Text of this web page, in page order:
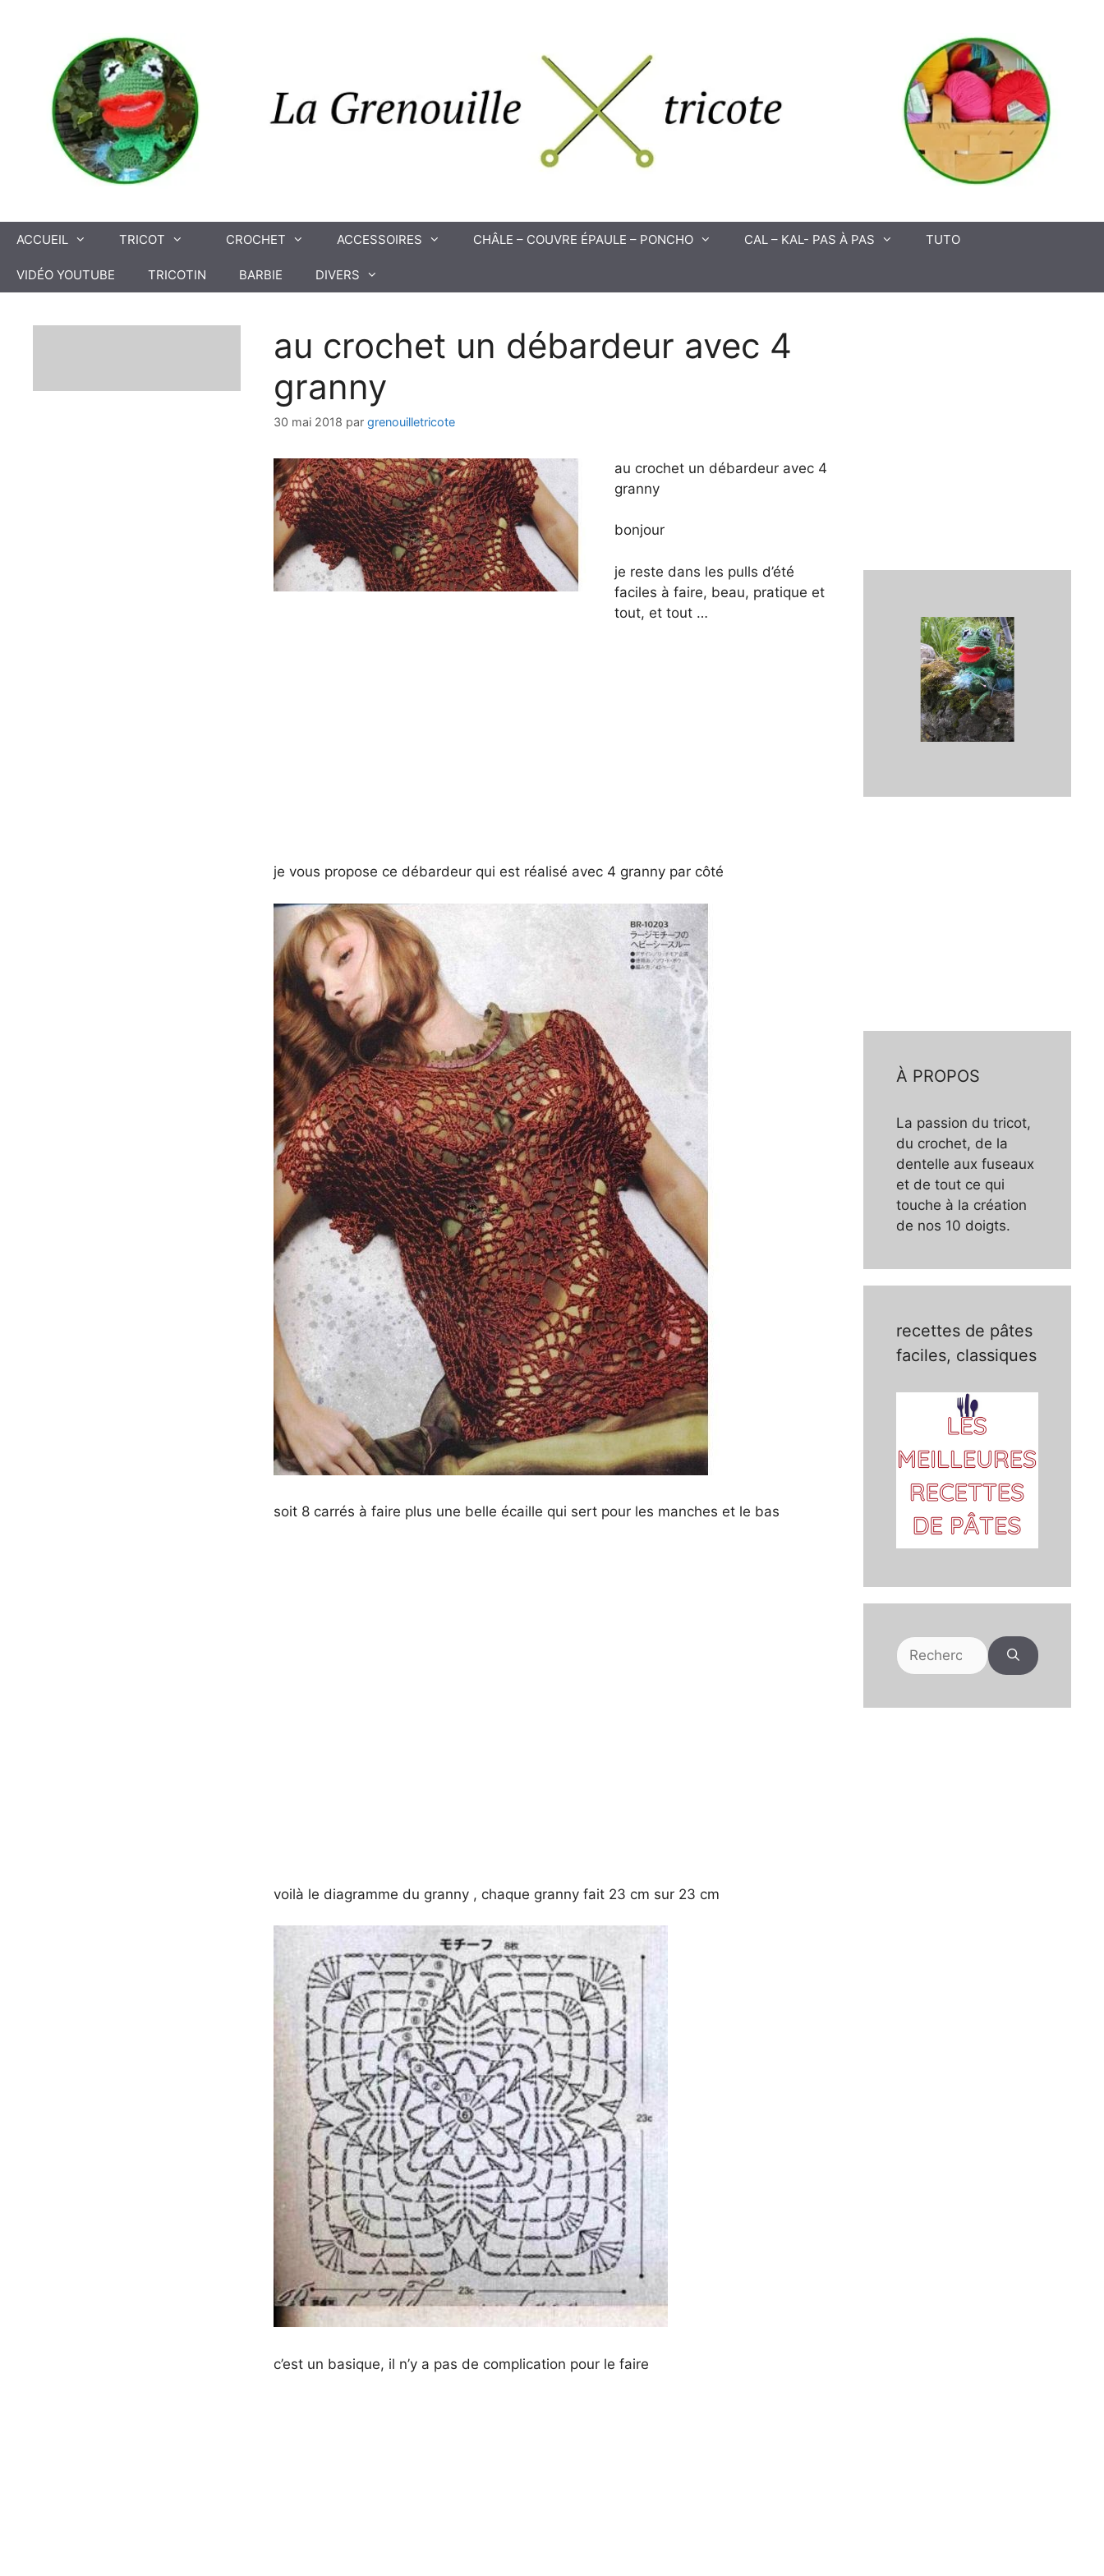
ACCUEIL TRICOT CROCHET ACCESSOIRES CHÂLE – COUVRE ÉPAULE – PONCHO CAL – KAL- PAS À PAS TUTO
VIDÉO YOUTUBE TRICOTIN BARBIE DIVERS
au crochet un débardeur avec 4
granny
30 mai 2018 par grenouilletricote
au crochet un débardeur avec 4
granny
bonjour
je reste dans les pulls d’été
faciles à faire, beau, pratique et
tout, et tout …
je vous propose ce débardeur qui est réalisé avec 4 granny par côté
soit 8 carrés à faire plus une belle écaille qui sert pour les manches et le bas
voilà le diagramme du granny , chaque granny fait 23 cm sur 23 cm
c’est un basique, il n’y a pas de complication pour le faire
À PROPOS
La passion du tricot,
du crochet, de la
dentelle aux fuseaux
et de tout ce qui
touche à la création
de nos 10 doigts.
recettes de pâtes
faciles, classiques
Rechercher :